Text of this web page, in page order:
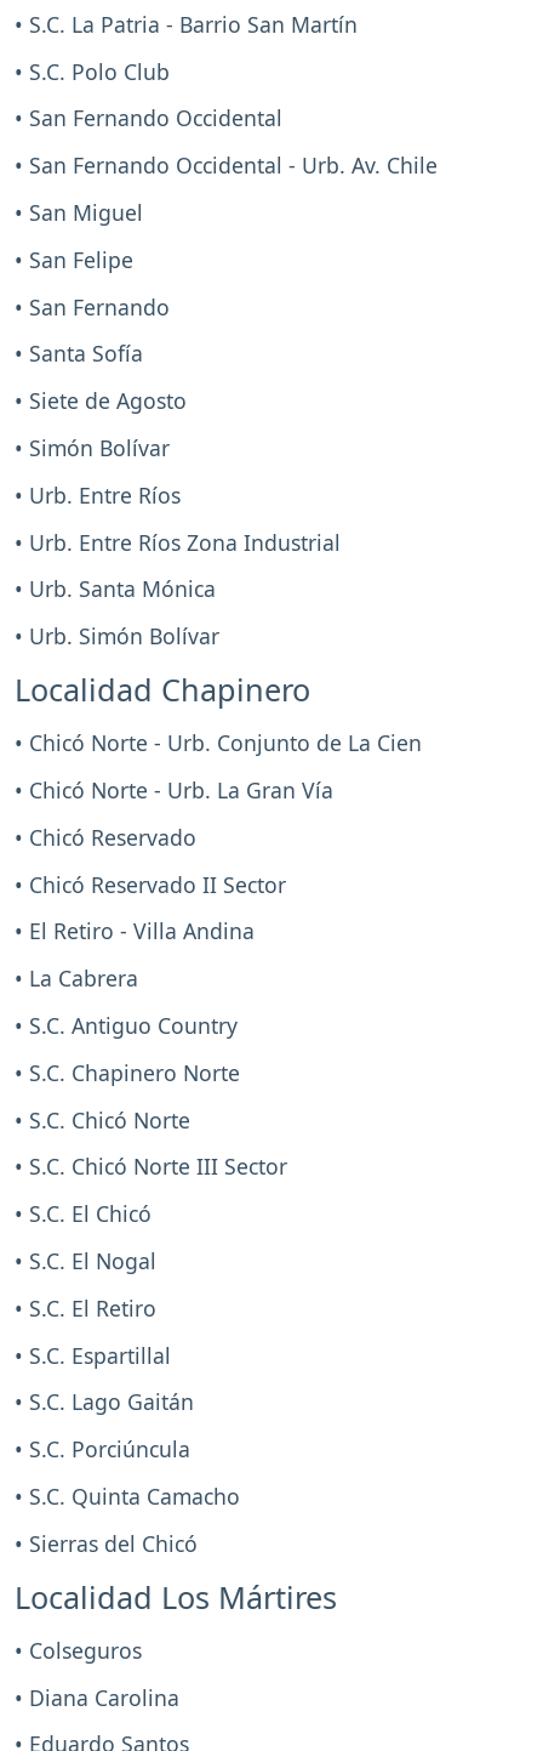
• S.C. La Patria - Barrio San Martín
• S.C. Polo Club
• San Fernando Occidental
• San Fernando Occidental - Urb. Av. Chile
• San Miguel
• San Felipe
• San Fernando
• Santa Sofía
• Siete de Agosto
• Simón Bolívar
• Urb. Entre Ríos
• Urb. Entre Ríos Zona Industrial
• Urb. Santa Mónica
• Urb. Simón Bolívar
Localidad Chapinero
• Chicó Norte - Urb. Conjunto de La Cien
• Chicó Norte - Urb. La Gran Vía
• Chicó Reservado
• Chicó Reservado II Sector
• El Retiro - Villa Andina
• La Cabrera
• S.C. Antiguo Country
• S.C. Chapinero Norte
• S.C. Chicó Norte
• S.C. Chicó Norte III Sector
• S.C. El Chicó
• S.C. El Nogal
• S.C. El Retiro
• S.C. Espartillal
• S.C. Lago Gaitán
• S.C. Porciúncula
• S.C. Quinta Camacho
• Sierras del Chicó
Localidad Los Mártires
• Colseguros
• Diana Carolina
• Eduardo Santos